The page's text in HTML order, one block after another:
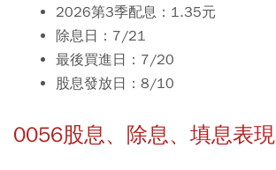
2026第3季配息：1.35元
除息日：7/21
最後買進日：7/20
股息發放日：8/10
0056股息、除息、填息表現